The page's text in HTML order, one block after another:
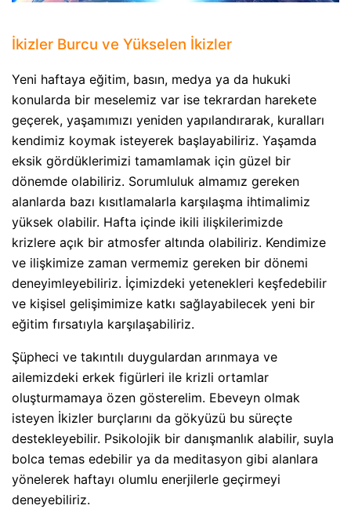
İkizler Burcu ve Yükselen İkizler
Yeni haftaya eğitim, basın, medya ya da hukuki
konularda bir meselemiz var ise tekrardan harekete
geçerek, yaşamımızı yeniden yapılandırarak, kuralları
kendimiz koymak isteyerek başlayabiliriz. Yaşamda
eksik gördüklerimizi tamamlamak için güzel bir
dönemde olabiliriz. Sorumluluk almamız gereken
alanlarda bazı kısıtlamalarla karşılaşma ihtimalimiz
yüksek olabilir. Hafta içinde ikili ilişkilerimizde
krizlere açık bir atmosfer altında olabiliriz. Kendimize
ve ilişkimize zaman vermemiz gereken bir dönemi
deneyimleyebiliriz. İçimizdeki yetenekleri keşfedebilir
ve kişisel gelişimimize katkı sağlayabilecek yeni bir
eğitim fırsatıyla karşılaşabiliriz.
Şüpheci ve takıntılı duygulardan arınmaya ve
ailemizdeki erkek figürleri ile krizli ortamlar
oluşturmamaya özen gösterelim. Ebeveyn olmak
isteyen İkizler burçlarını da gökyüzü bu süreçte
destekleyebilir. Psikolojik bir danışmanlık alabilir, suyla
bolca temas edebilir ya da meditasyon gibi alanlara
yönelerek haftayı olumlu enerjilerle geçirmeyi
deneyebiliriz.